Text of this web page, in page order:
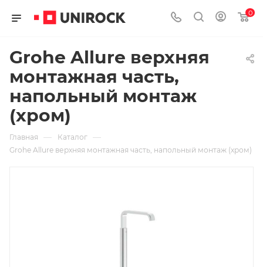
0
Grohe Allure верхняя
монтажная часть,
напольный монтаж
(хром)
Главная — Каталог —
Grohe Allure верхняя монтажная часть, напольный монтаж (хром)